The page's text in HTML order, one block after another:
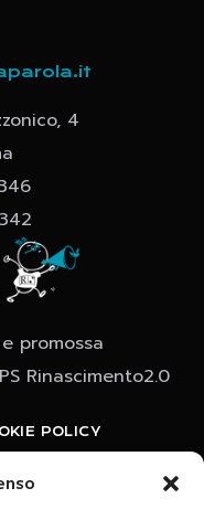
4
promossa
Rinascimento2.0
POLICY